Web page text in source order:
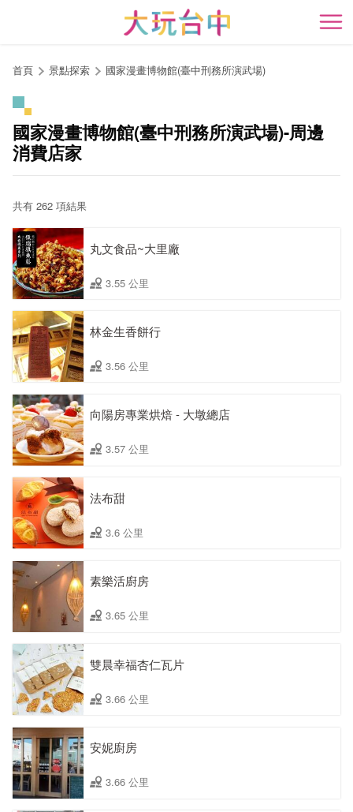
開
首頁 景點探索 國家漫畫博物館(臺中刑務所演武場)
國家漫畫博物館(臺中刑務所演武場)-周邊
消費店家
共有 262 項結果
丸文食品~大里廠
3.55 公里
林金生香餅行
3.56 公里
向陽房專業烘焙 - 大墩總店
3.57 公里
法布甜
3.6 公里
素樂活廚房
3.65 公里
雙晨幸福杏仁瓦片
3.66 公里
安妮廚房
3.66 公里